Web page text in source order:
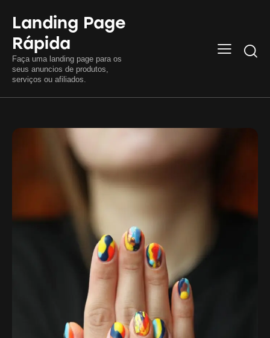
Landing Page
Rápida
Faça uma landing page para os
seus anuncios de produtos,
serviços ou afiliados.